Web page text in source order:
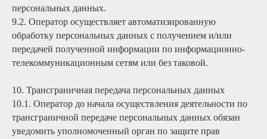
персональных данных.
9.2. Оператор осуществляет автоматизированную
обработку персональных данных с получением и/или
передачей полученной информации по информационно-
телекоммуникационным сетям или без таковой.
10. Трансграничная передача персональных данных
10.1. Оператор до начала осуществления деятельности по
трансграничной передаче персональных данных обязан
уведомить уполномоченный орган по защите прав